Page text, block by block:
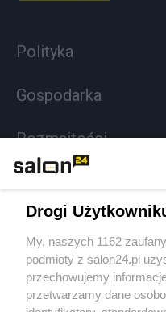
Polityka
Gospodarka
Rozmaitości
Sport
Społeczeństwo
Drogi
My, naszych 1162
podmioty z salon24.pl
przechowujemy
przetwarzamy dane